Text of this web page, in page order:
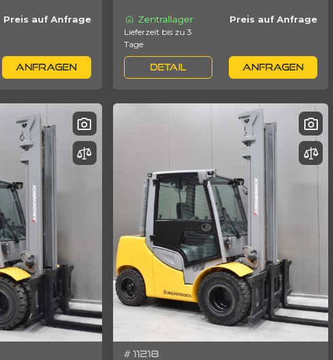
Preis auf Anfrage
ANFRAGEN
Zentrallager
Preis auf Anfrage
Lieferzeit bis zu 3
Tage
DETAIL ANFRAGEN
# 11218